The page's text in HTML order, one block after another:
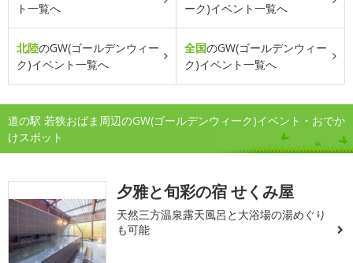
ト一覧へ
ーク)イベント一覧へ
北陸のGW(ゴールデンウィー
ク)イベント一覧へ
全国のGW(ゴールデンウィー
ク)イベント一覧へ
道の駅 若狭おばま周辺のGW(ゴールデンウィーク)イベント・おでか
けスポット
夕雅と旬彩の宿 せくみ屋
天然三方温泉露天風呂と大浴場の湯めぐり
も可能